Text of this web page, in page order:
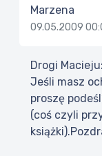
Marzena
09.05.2009
Drogi
Jeśli masz
proszę
(coś czyli